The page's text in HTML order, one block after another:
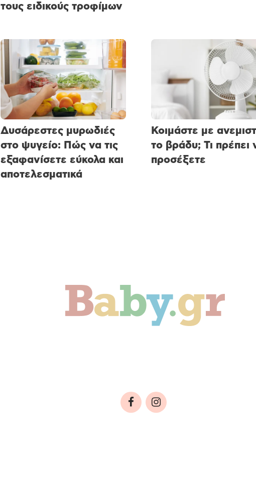
τους ειδικούς τροφίμων
Δυσάρεστες μυρωδιές
στο ψυγείο: Πώς να τις
εξαφανίσετε εύκολα και
αποτελεσματικά
Κοιμάστε με
το βράδυ; Τι πρέπει
προσέξετε